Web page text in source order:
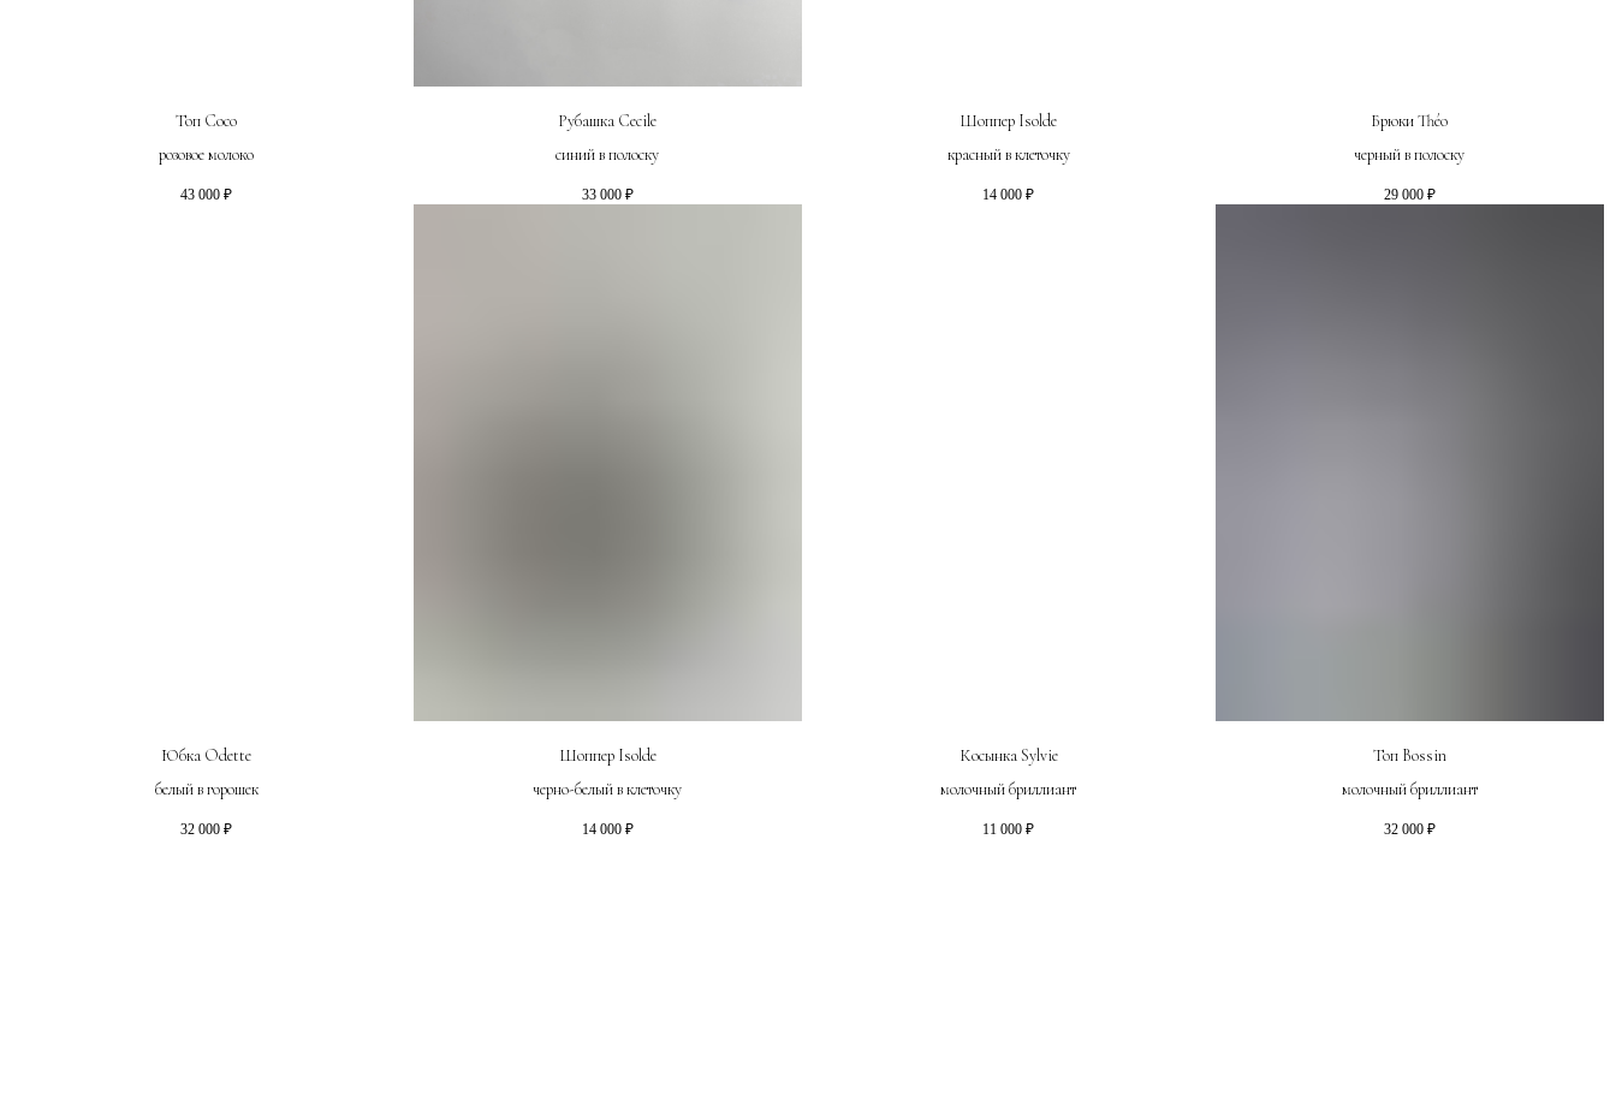
Топ Coco
розовое молоко
43 000 ₽
Рубашка Cecile
синий в полоску
33 000 ₽
Шоппер Isolde
красный в клеточку
14 000 ₽
Брюки Théo
черный в полоску
29 000 ₽
Юбка Odette
белый в горошек
32 000 ₽
Шоппер Isolde
черно-белый в клеточку
14 000 ₽
Косынка Sylvie
молочный бриллиант
11 000 ₽
Топ Bossin
молочный бриллиант
32 000 ₽